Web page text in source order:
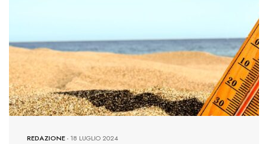
REDAZIONE-18 LUGLIO 2024